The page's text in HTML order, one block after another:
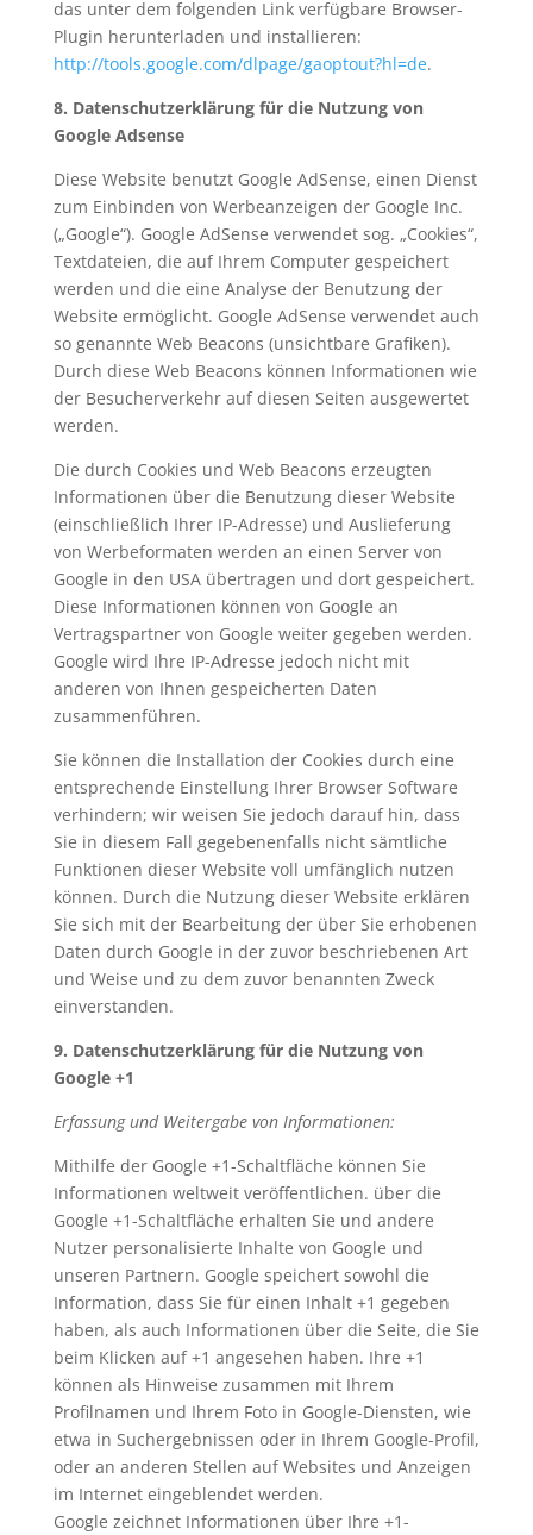
das unter dem folgenden Link verfügbare Browser-
Plugin herunterladen und installieren:
http://tools.google.com/dlpage/gaoptout?hl=de.
8. Datenschutzerklärung für die Nutzung von
Google Adsense
Diese Website benutzt Google AdSense, einen Dienst
zum Einbinden von Werbeanzeigen der Google Inc.
(„Google“). Google AdSense verwendet sog. „Cookies“,
Textdateien, die auf Ihrem Computer gespeichert
werden und die eine Analyse der Benutzung der
Website ermöglicht. Google AdSense verwendet auch
so genannte Web Beacons (unsichtbare Grafiken).
Durch diese Web Beacons können Informationen wie
der Besucherverkehr auf diesen Seiten ausgewertet
werden.
Die durch Cookies und Web Beacons erzeugten
Informationen über die Benutzung dieser Website
(einschließlich Ihrer IP-Adresse) und Auslieferung
von Werbeformaten werden an einen Server von
Google in den USA übertragen und dort gespeichert.
Diese Informationen können von Google an
Vertragspartner von Google weiter gegeben werden.
Google wird Ihre IP-Adresse jedoch nicht mit
anderen von Ihnen gespeicherten Daten
zusammenführen.
Sie können die Installation der Cookies durch eine
entsprechende Einstellung Ihrer Browser Software
verhindern; wir weisen Sie jedoch darauf hin, dass
Sie in diesem Fall gegebenenfalls nicht sämtliche
Funktionen dieser Website voll umfänglich nutzen
können. Durch die Nutzung dieser Website erklären
Sie sich mit der Bearbeitung der über Sie erhobenen
Daten durch Google in der zuvor beschriebenen Art
und Weise und zu dem zuvor benannten Zweck
einverstanden.
9. Datenschutzerklärung für die Nutzung von
Google +1
Erfassung und Weitergabe von Informationen:
Mithilfe der Google +1-Schaltfläche können Sie
Informationen weltweit veröffentlichen. über die
Google +1-Schaltfläche erhalten Sie und andere
Nutzer personalisierte Inhalte von Google und
unseren Partnern. Google speichert sowohl die
Information, dass Sie für einen Inhalt +1 gegeben
haben, als auch Informationen über die Seite, die Sie
beim Klicken auf +1 angesehen haben. Ihre +1
können als Hinweise zusammen mit Ihrem
Profilnamen und Ihrem Foto in Google-Diensten, wie
etwa in Suchergebnissen oder in Ihrem Google-Profil,
oder an anderen Stellen auf Websites und Anzeigen
im Internet eingeblendet werden.
Google zeichnet Informationen über Ihre +1-